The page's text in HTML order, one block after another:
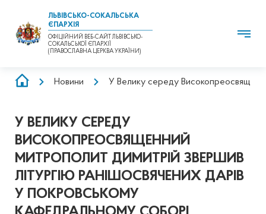
ЛЬВІВСЬКО-СОКАЛЬСЬКА
ЄПАРХІЯ
ОФІЦІЙНИЙ ВЕБ-САЙТ ЛЬВІВСЬКО-
СОКАЛЬСЬКОЇ ЄПАРХІЇ
(ПРАВОСЛАВНА ЦЕРКВА УКРАЇНИ)
РЯДОК
Новини У Велику середу
У ВЕЛИКУ СЕРЕДУ
ВИСОКОПРЕОСВЯЩЕННИЙ
МИТРОПОЛИТ ДИМИТРІЙ ЗВЕРШИВ
ЛІТУРГІЮ РАНІШОСВЯЧЕНИХ ДАРІВ
У ПОКРОВСЬКОМУ